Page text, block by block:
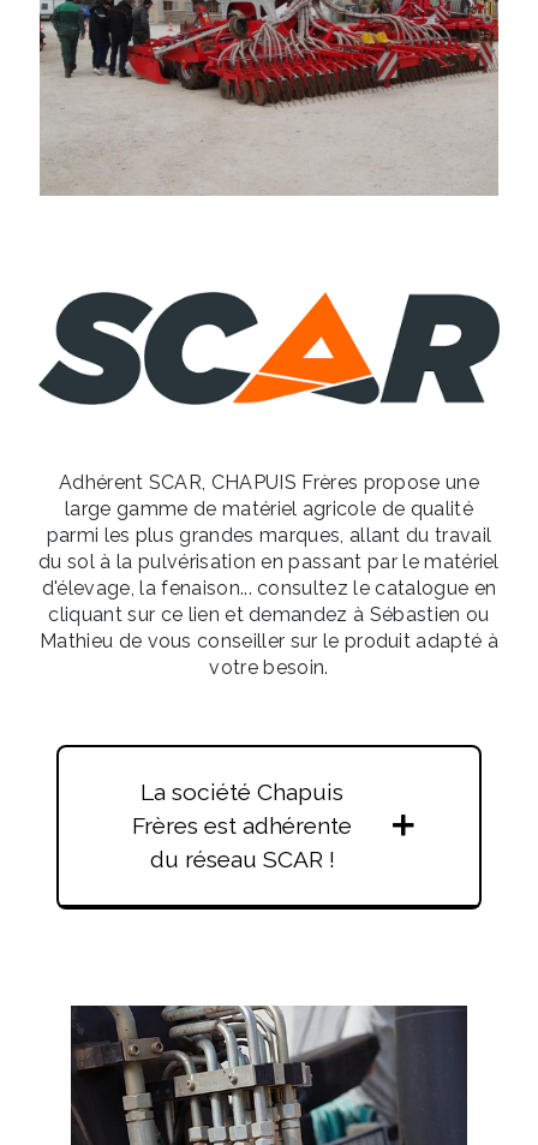
Adhérent SCAR, CHAPUIS Frères propose une
large gamme de matériel agricole de qualité
parmi les plus grandes marques, allant du travail
du sol à la pulvérisation en passant par le matériel
d'élevage, la fenaison... consultez le catalogue en
cliquant sur ce lien et demandez à Sébastien ou
Mathieu de vous conseiller sur le produit adapté à
votre besoin.
La société Chapuis
Frères est adhérente
du réseau SCAR !